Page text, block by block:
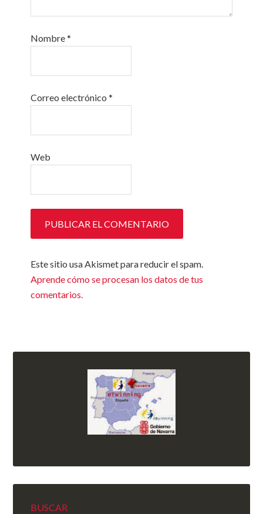
Nombre*
Correo electrónico*
Web
Este sitio usa Akismet para reducir el spam.
Aprende cómo se procesan los datos de tus
comentarios.
BUSCAR